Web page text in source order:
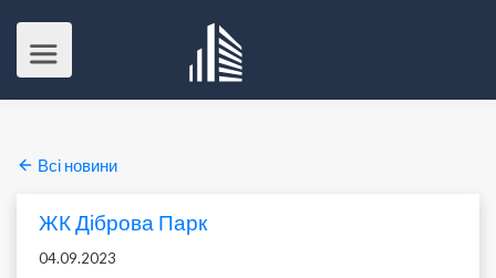
Всі новини
ЖК Діброва Парк
04.09.2023